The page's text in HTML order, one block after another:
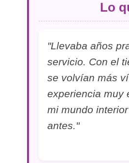
Lo
"Llevaba años
servicio. Con el
se volvían más
experiencia muy
mi mundo
antes."